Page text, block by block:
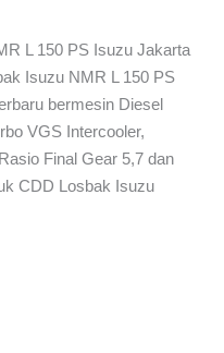
L 150 PS Isuzu Jakarta
Isuzu NMR L 150 PS
bermesin Diesel
VGS Intercooler,
Final Gear 5,7 dan
CDD Losbak Isuzu